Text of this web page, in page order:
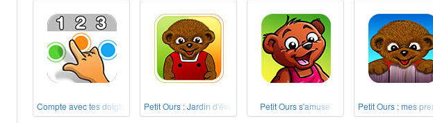
Compte avec tes doigts ! Petit Ours : Jardin d'éveil Petit Ours s'amuse Petit Ours : mes